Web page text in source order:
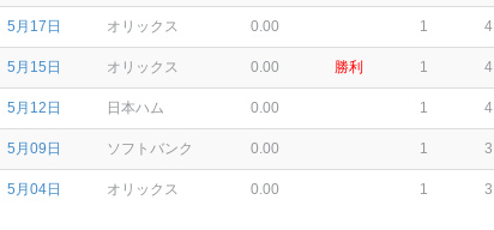
5月17日 オリックス 0.00 1 4
5月15日 オリックス 0.00 勝利 1 4
5月12日 日本ハム 0.00 1 4
5月09日 ソフトバンク 0.00 1 3
5月04日 オリックス 0.00 1 3